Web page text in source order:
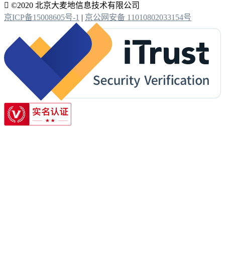
 ©2020 北京大麦地信息技术有限公司
京ICP备15008605号-1 | 京公网安备 11010802033154号